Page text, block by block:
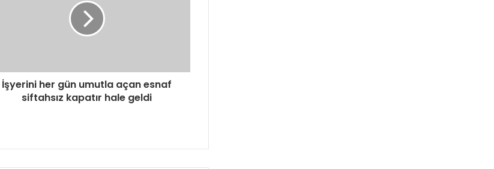
İşyerini her gün umutla açan esnaf
siftahsız kapatır hale geldi